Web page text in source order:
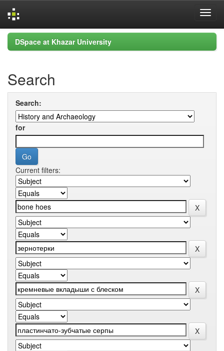
Skip
navigation
DSpace at Khazar University
Search
Search:
for
Current filters: